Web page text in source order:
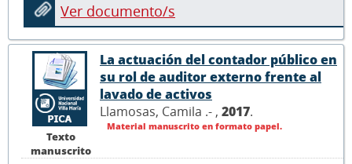
Ver documento/s
Texto
manuscrito
La actuación del contador público en
su rol de auditor externo frente al
lavado de activos
Llamosas, Camila .- , 2017.
Material manuscrito en formato papel.